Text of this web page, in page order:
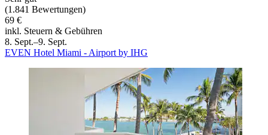
(1.841 Bewertungen)
69 €
inkl. Steuern & Gebühren
8. Sept.–9. Sept.
EVEN Hotel Miami - Airport by IHG